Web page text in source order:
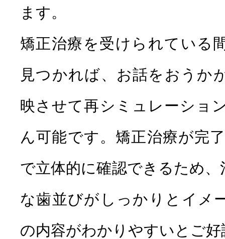
ます。
矯正治療を受けられている
見つかれば、お話をおうか
映させて再シミュレーショ
ん可能です。矯正治療が完
で立体的に確認できるため
な歯並びがしっかりとイメ
の内容がわかりやすいとご